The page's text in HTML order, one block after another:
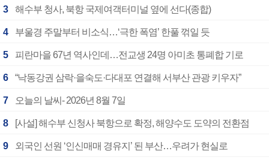
3 해수부 청사, 북항 국제여객터미널 옆에 선다(종합)
4 부울경 주말부터 비소식…‘극한 폭염’ 한풀 꺾일 듯
5 피란마을 67년 역사인데…전교생 24명 아미초 통폐합 기로
6 “낙동강권 삼락·을숙도·다대포 연결해 서부산 관광 키우자”
7 오늘의 날씨- 2026년 8월 7일
8 [사설] 해수부 신청사 북항으로 확정, 해양수도 도약의 전환점
9 외국인 선원 ‘인신매매 경유지’ 된 부산…우려가 현실로